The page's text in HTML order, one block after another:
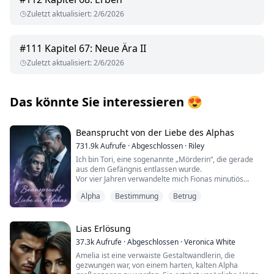
Zuletzt aktualisiert:2/6/2026
#111 Kapitel 67: Neue Ära II
Zuletzt aktualisiert:2/6/2026
Das könnte Sie interessieren 😍
Beansprucht von der Liebe des Alphas
731.9kAufrufe ·Abgeschlossen · Riley
Ich bin Tori, eine sogenannte „Mörderin“, die gerade
aus dem Gefängnis entlassen wurde.
Vor vier Jahren verwandelte mich Fionas minutiös
Omega in eine Gefangene, die unter der Last einer
bis zur Unkenntlichkeit verändert hat.
Meine beste Freundin Fiona, die auch meine
Stiefschwester ist, ist in den Augen meiner Mutter zur
perfekten Tochter avanciert. Und mein Ex-Freund Ethan
steht kurz davor, mit ihr eine aufsehenerregende
Alpha Bestimmung Betrug
Lias Erlösung
37.3kAufrufe ·Abgeschlossen ·Veronica White
Amelia ist eine verwaiste Gestaltwandlerin, die
gezwungen war, von einem harten, kalten Alpha